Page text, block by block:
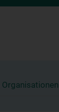
Organisationen